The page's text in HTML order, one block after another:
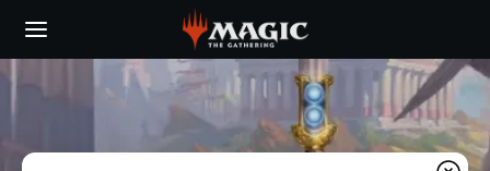
main
艾